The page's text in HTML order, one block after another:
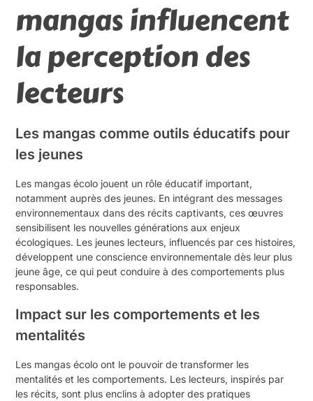
mangas influencent
la perception des
lecteurs
Les mangas comme outils éducatifs pour
les jeunes
Les mangas écolo jouent un rôle éducatif important,
notamment auprès des jeunes. En intégrant des messages
environnementaux dans des récits captivants, ces œuvres
sensibilisent les nouvelles générations aux enjeux
écologiques. Les jeunes lecteurs, influencés par ces histoires,
développent une conscience environnementale dès leur plus
jeune âge, ce qui peut conduire à des comportements plus
responsables.
Impact sur les comportements et les
mentalités
Les mangas écolo ont le pouvoir de transformer les
mentalités et les comportements. Les lecteurs, inspirés par
les récits, sont plus enclins à adopter des pratiques